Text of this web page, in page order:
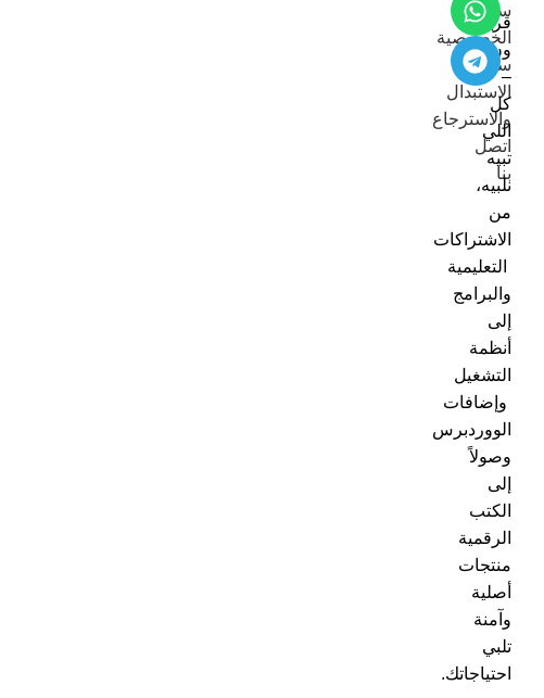
سياسة
الخصوصية
سياسة
الاستبدال
والاسترجاع
اتصل
بنا
قريت
ون
–
كل
اللي
تبيه
نلبيه،
من
الاشتراكات
التعليمية
والبرامج
إلى
أنظمة
التشغيل
وإضافات
الووردبرس
وصولاً
إلى
الكتب
الرقمية
منتجات
أصلية
وآمنة
تلبي
احتياجاتك.